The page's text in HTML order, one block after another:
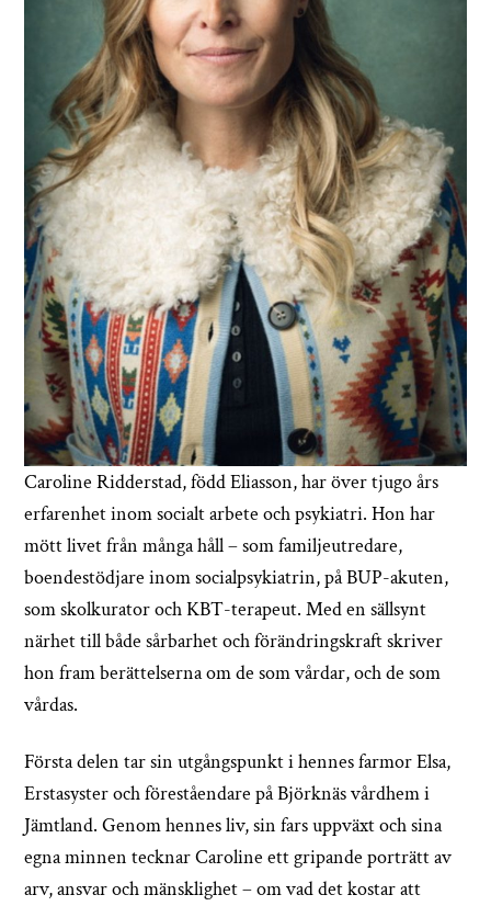
Caroline Ridderstad, född Eliasson, har över tjugo års
erfarenhet inom socialt arbete och psykiatri. Hon har
mött livet från många håll – som familjeutredare,
boendestödjare inom socialpsykiatrin, på BUP-akuten,
som skolkurator och KBT-terapeut. Med en sällsynt
närhet till både sårbarhet och förändringskraft skriver
hon fram berättelserna om de som vårdar, och de som
vårdas.
Första delen tar sin utgångspunkt i hennes farmor Elsa,
Erstasyster och föreståendare på Björknäs vårdhem i
Jämtland. Genom hennes liv, sin fars uppväxt och sina
egna minnen tecknar Caroline ett gripande porträtt av
arv, ansvar och mänsklighet – om vad det kostar att